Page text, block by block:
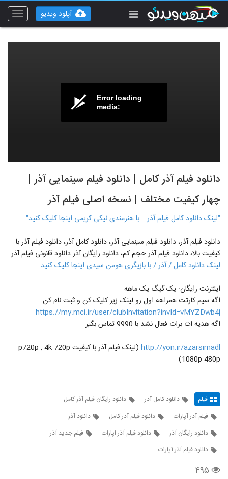
Toggle
آپلود ویدیو
Error loading
media:
دانلود فیلم آذر کامل | دانلود فیلم سینمایی آذر |
چهار کیفیت مختلف | نسخه اصلی فیلم آذر
"لینک دانلود کامل فیلم آذر _ با هنرمندی نیکی کریمی اینجا کلیک کنید"
دانلود فیلم آذر، دانلود فیلم سینمایی آذر، دانلود کامل آذر، دانلود فیلم آذر با
کیفیت بالا، دانلود فیلم آذر حجم کم، دانلود رایگان آذر دانلود قانونی فیلم آذر
لینک دانلود کامل / آذر / با بازیگری هومن سیدی اینجا کلیک کنید
اینترنت رایگان: یک گیگ یک ماهه
اگه سیم کارتت همراهه اول رو لینک زیر کلیک کن و ثبت نام کن
https://my.mci.ir/user/clubInvitation?invId=vMYZDwb4j
اگه هدیه ات برات فعال نشد با 9990 تماس بگیر
http://yon.ir/azarsimadl
(لینک فیلم آذر با کیفیت p720p , 4k 720p
1080p 480p)
فیلم دانلود کامل آذر
دانلود رایگان فیلم آذر کامل
فیلم آذر آپارات
دانلود فیلم آذر کامل
دانلود آذر
دانلود رایگان آذر
دانلود فیلم آذر اپارات
فیلم جدید آذر
دانلود فیلم آذر آپارات
۴۹۵